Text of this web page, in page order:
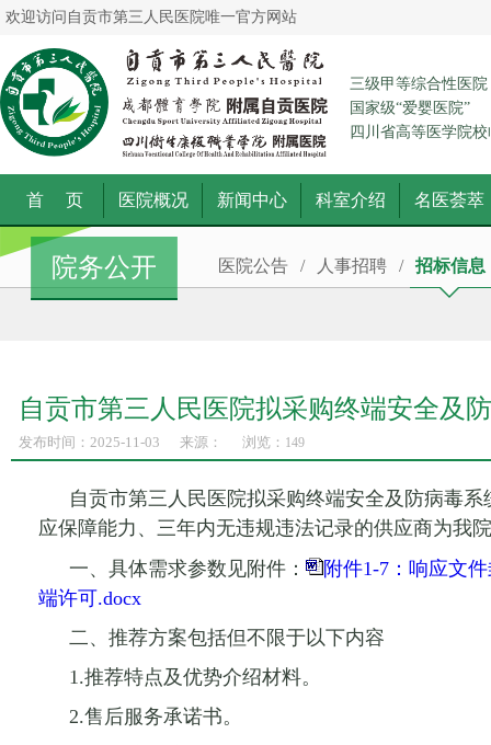
欢迎访问自贡市第三人民医院唯一官方网站
三级甲等综合性医院
国家级“爱婴医院”
四川省高等医学院
首 页 医院概况 新闻中心 科室介绍 名医荟萃
院务公开 医院公告 / 人事招聘 / 招标信息
自贡市第三人民医院拟采购终端安全及
发布时间：2025-11-03 来源： 浏览： 149
自贡市第三人民医院拟采购终端安全及防病毒
应保障能力、三年内无违规违法记录的供应商为我
一、 具体需求参数见附件 ：
附件1-7：响应文
端许可.docx
二、 推荐方案包括但不限于以下内容
1.推荐特点及优势介绍材料。
2.售后服务承诺书。